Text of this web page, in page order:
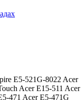
E5-521G-8022 Acer
Acer E15-511 Acer
471 Acer E5-471G